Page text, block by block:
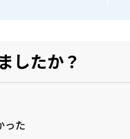
したか？
った